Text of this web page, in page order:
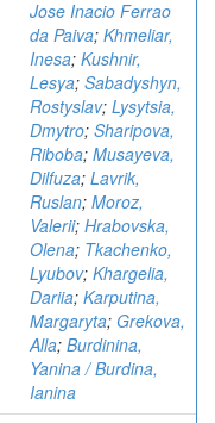
Jose Inacio Ferrao
da Paiva; Khmeliar,
Inesa; Kushnir,
Lesya; Sabadyshyn,
Rostyslav; Lysytsia,
Dmytro; Sharipova,
Riboba; Musayeva,
Dilfuza; Lavrik,
Ruslan; Moroz,
Valerii; Hrabovska,
Olena; Tkachenko,
Lyubov; Khargelia,
Dariia; Karputina,
Margaryta; Grekova,
Alla; Burdinina,
Yanina / Burdina,
Ianina